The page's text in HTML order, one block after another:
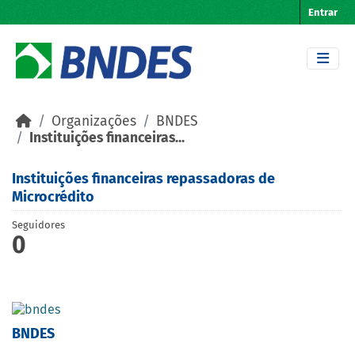
Entrar
Organizações
BNDES
Instituições financeiras...
Instituições financeiras repassadoras de
Microcrédito
Seguidores
0
BNDES